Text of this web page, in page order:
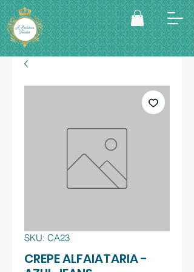
SKU: CA23
CREPE ALFAIATARIA -